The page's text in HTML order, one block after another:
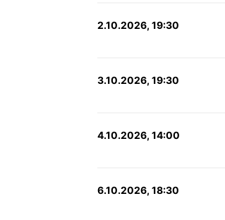
2.10.2026, 19:30
3.10.2026, 19:30
4.10.2026, 14:00
6.10.2026, 18:30